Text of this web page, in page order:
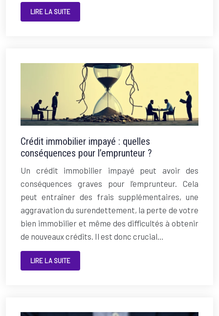
LIRE LA SUITE
Crédit immobilier impayé : quelles
conséquences pour l’emprunteur ?
Un crédit immobilier impayé peut avoir des
conséquences graves pour l’emprunteur. Cela
peut entraîner des frais supplémentaires, une
aggravation du surendettement, la perte de votre
bien immobilier et même des difficultés à obtenir
de nouveaux crédits. Il est donc crucial…
LIRE LA SUITE